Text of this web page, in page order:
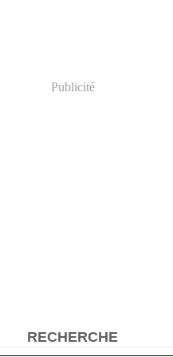
Publicité
RECHERCHE